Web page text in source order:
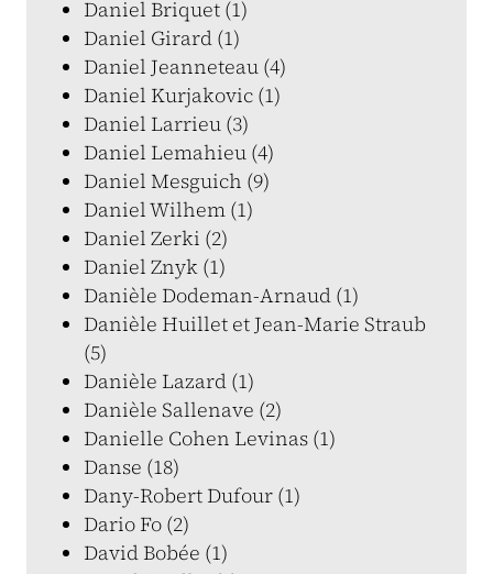
Daniel Briquet (1)
Daniel Girard (1)
Daniel Jeanneteau (4)
Daniel Kurjakovic (1)
Daniel Larrieu (3)
Daniel Lemahieu (4)
Daniel Mesguich (9)
Daniel Wilhem (1)
Daniel Zerki (2)
Daniel Znyk (1)
Danièle Dodeman-Arnaud (1)
Danièle Huillet et Jean-Marie Straub
(5)
Danièle Lazard (1)
Danièle Sallenave (2)
Danielle Cohen Levinas (1)
Danse (18)
Dany-Robert Dufour (1)
Dario Fo (2)
David Bobée (1)